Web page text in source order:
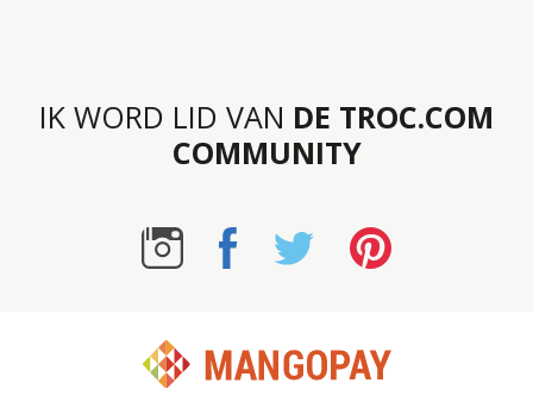
IK WORD LID VAN DE TROC.COM
COMMUNITY